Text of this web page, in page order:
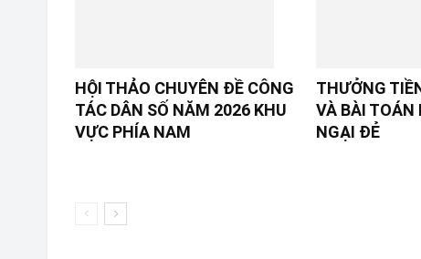
HỘI THẢO CHUYÊN ĐỀ CÔNG
TÁC DÂN SỐ NĂM 2026 KHU
VỰC PHÍA NAM
THƯỞNG
VÀ BÀI TOÁN
NGẠI ĐẺ